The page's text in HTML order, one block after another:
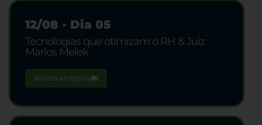
12/08 - Dia 05
Tecnologias que otimizam o RH & Juiz
Marlos Melek
assista ao replay